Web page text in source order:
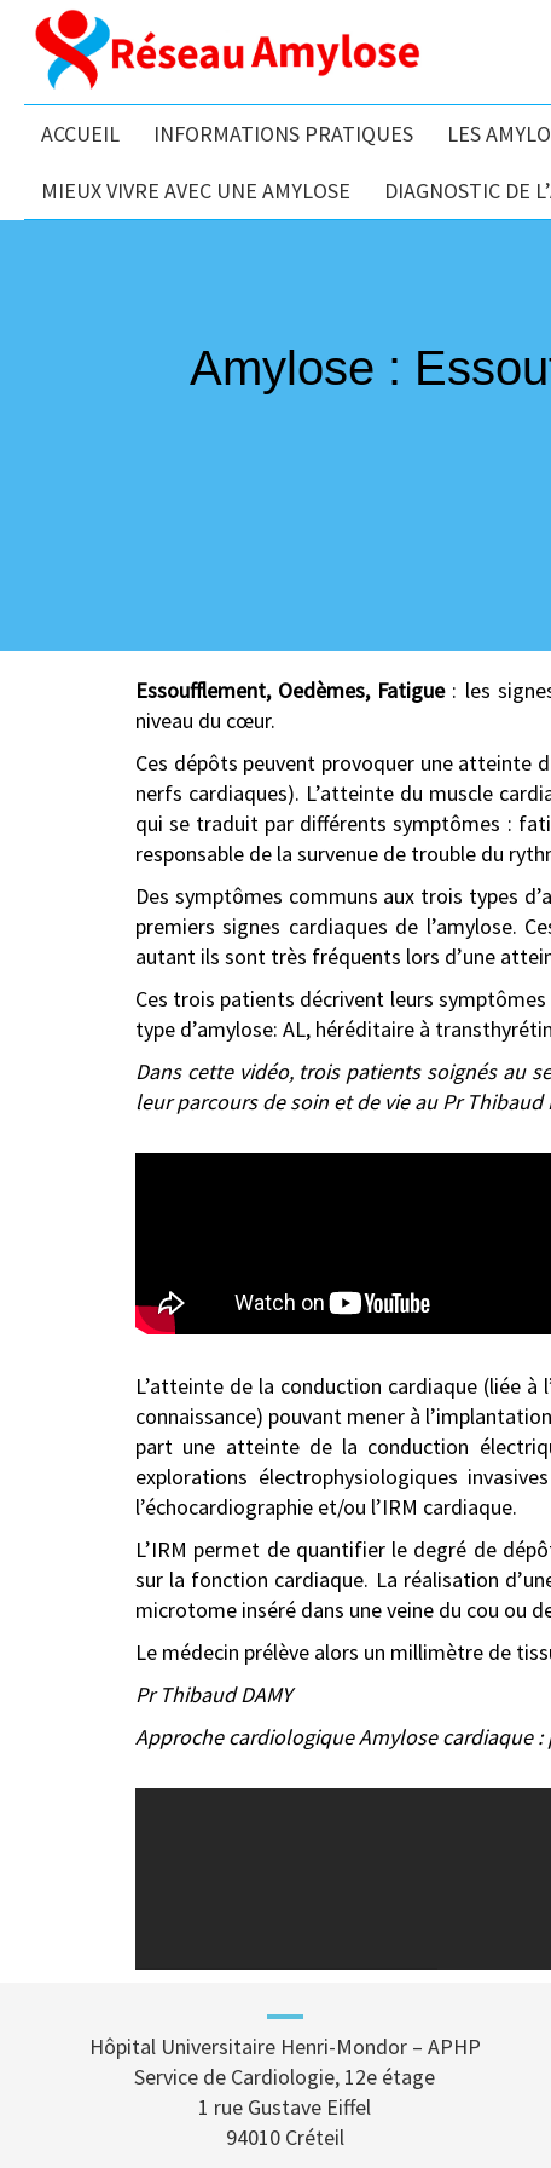
ACCUEIL INFORMATIONS PRATIQUES LES
MIEUX VIVRE AVEC UNE AMYLOSE DIAGNOSTIC DE
Amylose :
Essoufflement, Oedèmes, Fatigue: les
niveau du cœur.
Ces dépôts peuvent provoquer une atteinte
nerfs cardiaques). L’atteinte du muscle
qui se traduit par différents symptômes :
responsable de la survenue de trouble du
Des symptômes communs aux trois types
premiers signes cardiaques de l’amylose.
autant ils sont très fréquents lors d’une
Ces trois patients décrivent leurs
type d’amylose: AL, héréditaire à
Dans cette vidéo, trois patients soignés au
leur parcours de soin et de vie au Pr Thibaud
L’atteinte de la conduction cardiaque (liée
connaissance) pouvant mener à
part une atteinte de la conduction
explorations électrophysiologiques
l’échocardiographie et/ou l’IRM cardiaque.
L’IRM permet de quantifier le degré de
sur la fonction cardiaque. La réalisation
microtome inséré dans une veine du cou ou
Le médecin prélève alors un millimètre de
Pr Thibaud DAMY
Approche cardiologique Amylose cardiaque :
Hôpital Universitaire Henri-Mondor – APHP
Service de Cardiologie, 12e étage
1 rue Gustave Eiffel
94010 Créteil